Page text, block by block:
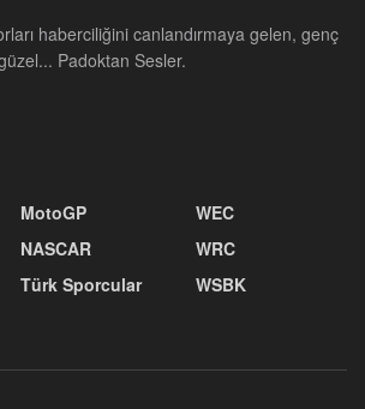
haberciliğini canlandırmaya gelen, genç
Padoktan Sesler.
MotoGP
NASCAR
Türk Sporcular
WEC
WRC
WSBK